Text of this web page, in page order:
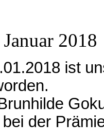
2018
ist
der